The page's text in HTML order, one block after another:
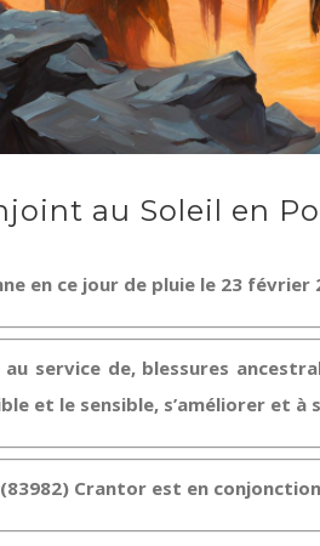
au Soleil en
en ce jour de pluie le 23 février
service de, blessures
et le sensible, s’améliorer et à
(83982) Crantor est en